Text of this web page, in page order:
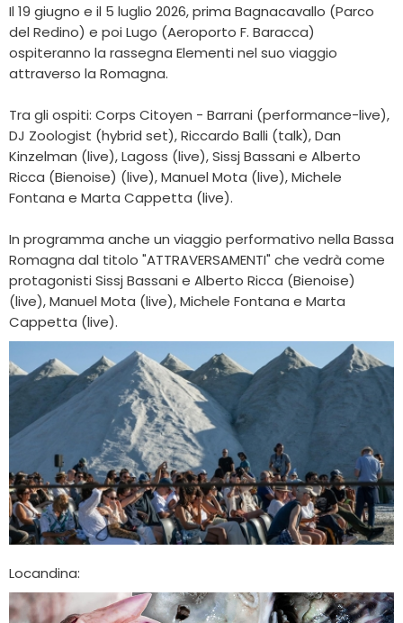
Il 19 giugno e il 5 luglio 2026, prima Bagnacavallo (Parco
del Redino) e poi Lugo (Aeroporto F. Baracca)
ospiteranno la rassegna Elementi nel suo viaggio
attraverso la Romagna.
Tra gli ospiti: Corps Citoyen - Barrani (performance-live),
DJ Zoologist (hybrid set), Riccardo Balli (talk), Dan
Kinzelman (live), Lagoss (live), Sissj Bassani e Alberto
Ricca (Bienoise) (live), Manuel Mota (live), Michele
Fontana e Marta Cappetta (live).
In programma anche un viaggio performativo nella Bassa
Romagna dal titolo "ATTRAVERSAMENTI" che vedrà come
protagonisti Sissj Bassani e Alberto Ricca (Bienoise)
(live), Manuel Mota (live), Michele Fontana e Marta
Cappetta (live).
Locandina: